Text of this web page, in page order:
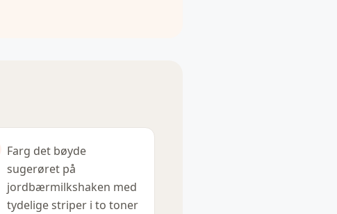
Farg det bøyde
sugerøret på
jordbærmilkshaken med
tydelige striper i to toner